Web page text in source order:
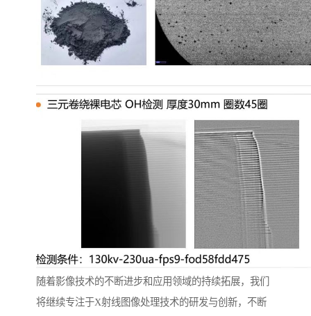
随着影像技术的不断进步和应用领域的持续拓展，我们
将继续专注于X射线图像处理技术的研发与创新，不断